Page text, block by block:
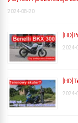
2024-08-20
2024-
2024-